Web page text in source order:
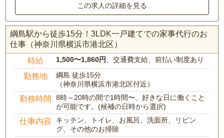
この求人の詳細を見る
綱島駅から徒歩15分！3LDK一戸建てでの家事代行のお
仕事（神奈川県横浜市港北区）
時給 1,500〜1,860円、交通費支給、前払い制度あり
勤務地
綱島 徒歩15分
（神奈川県横浜市港北区付近）
勤務時間
8時～20時の間で1時間〜、好きな日に働くこと
が可能です。(候補の日時から選択)
仕事内容
キッチン、トイレ、お風呂、洗面所、リビン
グ、その他のお掃除